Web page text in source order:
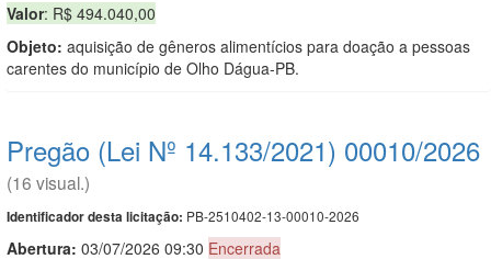
Valor: R$ 494.040,00
Objeto: aquisição de gêneros alimentícios para doação a pessoas
carentes do município de Olho Dágua-PB.
Pregão (Lei Nº 14.133/2021) 00010/2026
(16 visual.)
Identificador desta licitação: PB-2510402-13-00010-2026
Abertura: 03/07/2026 09:30 Encerrada